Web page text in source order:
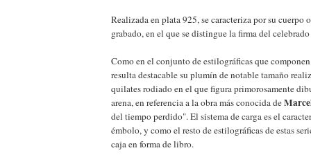
Realizada en plata 925, se caracteriza por su cuerpo
grabado, en el que se distingue la firma del
Como en el conjunto de estilográficas que
resulta destacable su plumín de notable tamaño
quilates rodiado en el que figura primorosamente
arena, en referencia a la obra más conocida de
del tiempo perdido". El sistema de carga es el
émbolo, y como el resto de estilográficas de estas
caja en forma de libro.